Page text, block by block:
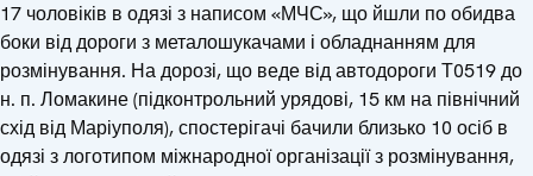
17 чоловіків в одязі з написом «МЧС», що йшли по обидва
боки від дороги з металошукачами і обладнанням для
розмінування. На дорозі, що веде від автодороги Т0519 до
н. п. Ломакине (підконтрольний урядові, 15 км на північний
схід від Маріуполя), спостерігачі бачили близько 10 осіб в
одязі з логотипом міжнародної організації з розмінування,